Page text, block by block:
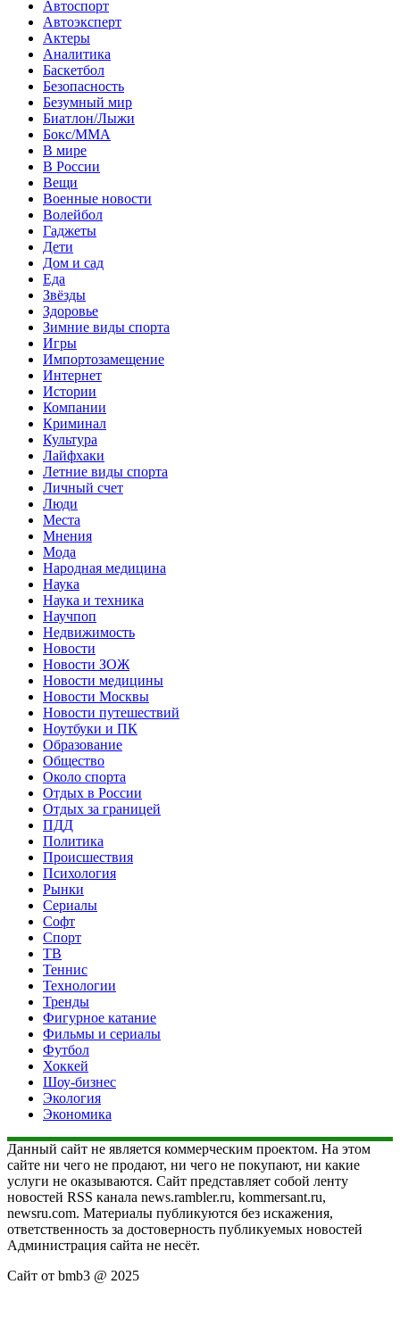
Автоспорт
Автоэксперт
Актеры
Аналитика
Баскетбол
Безопасность
Безумный мир
Биатлон/Лыжи
Бокс/MMA
В мире
В России
Вещи
Военные новости
Волейбол
Гаджеты
Дети
Дом и сад
Еда
Звёзды
Здоровье
Зимние виды спорта
Игры
Импортозамещение
Интернет
Истории
Компании
Криминал
Культура
Лайфхаки
Летние виды спорта
Личный счет
Люди
Места
Мнения
Мода
Народная медицина
Наука
Наука и техника
Научпоп
Недвижимость
Новости
Новости ЗОЖ
Новости медицины
Новости Москвы
Новости путешествий
Ноутбуки и ПК
Образование
Общество
Около спорта
Отдых в России
Отдых за границей
ПДД
Политика
Происшествия
Психология
Рынки
Сериалы
Софт
Спорт
ТВ
Теннис
Технологии
Тренды
Фигурное катание
Фильмы и сериалы
Футбол
Хоккей
Шоу-бизнес
Экология
Экономика
Данный сайт не является коммерческим проектом. На этом
сайте ни чего не продают, ни чего не покупают, ни какие
услуги не оказываются. Сайт представляет собой ленту
новостей RSS канала news.rambler.ru, kommersant.ru,
newsru.com. Материалы публикуются без искажения,
ответственность за достоверность публикуемых новостей
Администрация сайта не несёт.
Сайт от bmb3 @ 2025